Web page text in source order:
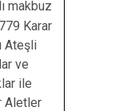
makbuz
Karar
Ateşli
ve
ile
Aletler